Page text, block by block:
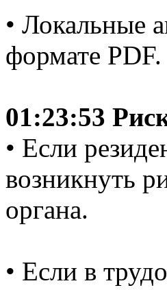
• Локальные
формате PDF.
01:23:53
• Если
возникнуть
органа.
• Если в